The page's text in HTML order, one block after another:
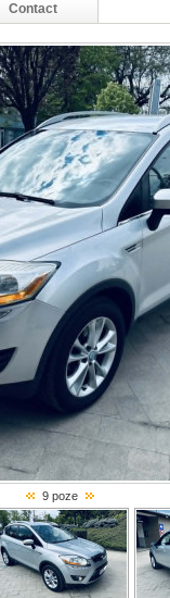
Contact
9 poze